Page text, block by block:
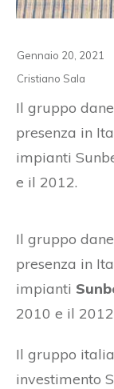
Gennaio 20, 2021
Cristiano Sala
Il gruppo
presenza in
impianti
e il 2012.
Il gruppo
presenza in
impianti
2010 e il
Il gruppo
investimento